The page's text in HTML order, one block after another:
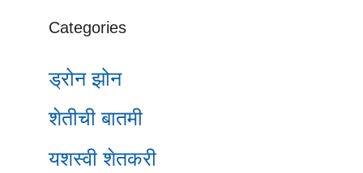
Categories
ड्रोन झोन
शेतीची बातमी
यशस्वी शेतकरी